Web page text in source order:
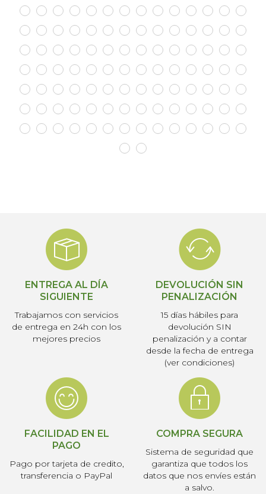
ENTREGA AL DÍA
SIGUIENTE
Trabajamos con servicios
de entrega en 24h con los
mejores precios
DEVOLUCIÓN SIN
PENALIZACIÓN
15 días hábiles para
devolución SIN
penalización y a contar
desde la fecha de entrega
(ver condiciones)
FACILIDAD EN EL
PAGO
Pago por tarjeta de credito,
transferencia o PayPal
COMPRA SEGURA
Sistema de seguridad que
garantiza que todos los
datos que nos envíes están
a salvo.